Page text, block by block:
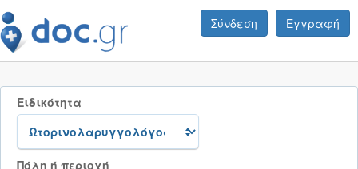
Σύνδεση Εγγραφή
Ειδικότητα
Πόλη ή περιοχή